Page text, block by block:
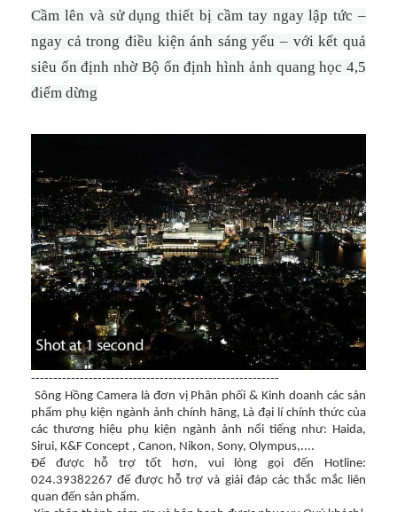
Cầm lên và sử dụng thiết bị cầm tay ngay lập tức –
ngay cả trong điều kiện ánh sáng yếu – với kết quả
siêu ổn định nhờ Bộ ổn định hình ảnh quang học 4,5
điểm dừng
--------------------------------------------------------
Sông Hồng Camera là đơn vị Phân phối & Kinh doanh các sản
phẩm phụ kiện ngành ảnh chính hãng, Là đại lí chính thức của
các thương hiệu phụ kiện ngành ảnh nổi tiếng như: Haida,
Sirui, K&F Concept , Canon, Nikon, Sony, Olympus,....
Để được hỗ trợ tốt hơn, vui lòng gọi đến Hotline:
024.39382267 để được hỗ trợ và giải đáp các thắc mắc liên
quan đến sản phẩm.